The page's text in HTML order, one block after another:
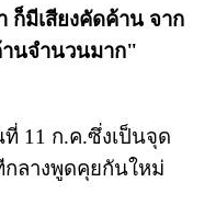
ก็มีเสียงคัดค้าน จาก
านจำนวนมาก"
ที่ 11 ก.ค.ซึ่งเป็นจุด
กลางพูดคุยกันใหม่